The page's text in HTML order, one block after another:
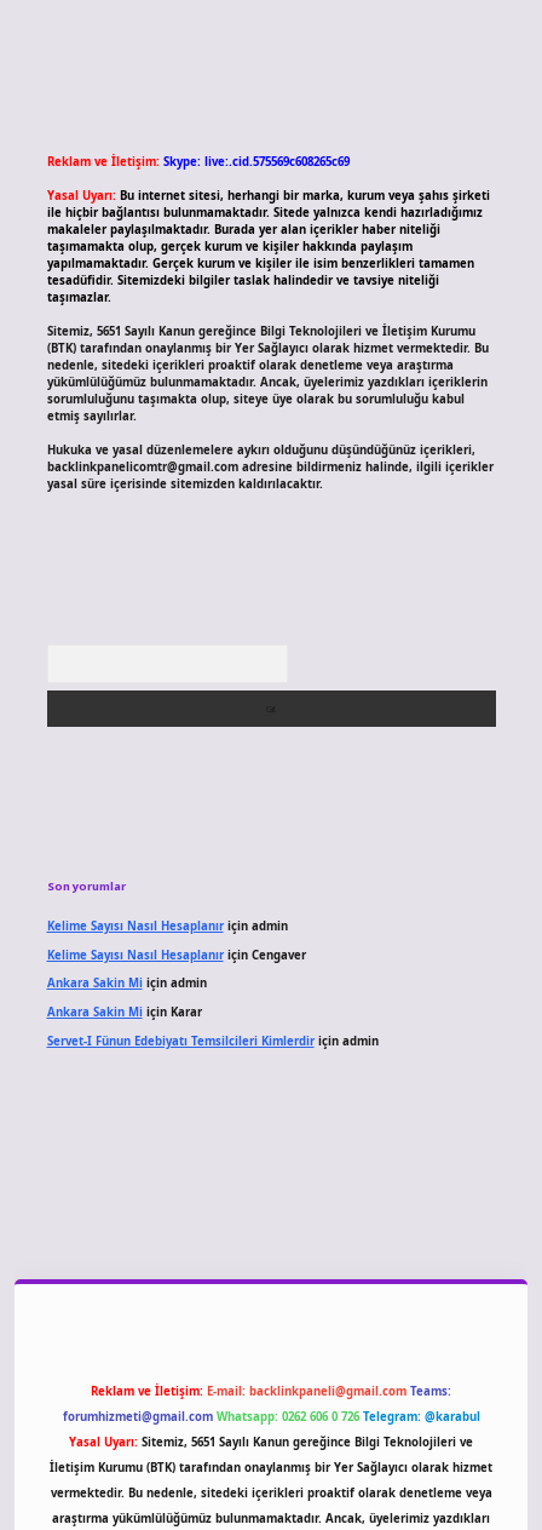
Reklam ve İletişim: Skype: live:.cid.575569c608265c69
Yasal Uyarı: Bu internet sitesi, herhangi bir marka, kurum veya şahıs şirketi
ile hiçbir bağlantısı bulunmamaktadır. Sitede yalnızca kendi hazırladığımız
makaleler paylaşılmaktadır. Burada yer alan içerikler haber niteliği
taşımamakta olup, gerçek kurum ve kişiler hakkında paylaşım
yapılmamaktadır. Gerçek kurum ve kişiler ile isim benzerlikleri tamamen
tesadüfidir. Sitemizdeki bilgiler taslak halindedir ve tavsiye niteliği
taşımazlar.
Sitemiz, 5651 Sayılı Kanun gereğince Bilgi Teknolojileri ve İletişim Kurumu
(BTK) tarafından onaylanmış bir Yer Sağlayıcı olarak hizmet vermektedir. Bu
nedenle, sitedeki içerikleri proaktif olarak denetleme veya araştırma
yükümlülüğümüz bulunmamaktadır. Ancak, üyelerimiz yazdıkları içeriklerin
sorumluluğunu taşımakta olup, siteye üye olarak bu sorumluluğu kabul
etmiş sayılırlar.
Hukuka ve yasal düzenlemelere aykırı olduğunu düşündüğünüz içerikleri,
backlinkpanelicomtr@gmail.comadresine bildirmeniz halinde, ilgili içerikler
yasal süre içerisinde sitemizden kaldırılacaktır.
Son yorumlar
Kelime Sayısı Nasıl Hesaplanıriçin admin
Kelime Sayısı Nasıl Hesaplanıriçin Cengaver
Ankara Sakin Miiçin admin
Ankara Sakin Miiçin Karar
Servet-I Fünun Edebiyatı Temsilcileri Kimlerdiriçin admin
Reklam ve İletişim: E-mail: backlinkpaneli@gmail.com Teams:
forumhizmeti@gmail.com Whatsapp: 0262 606 0 726 Telegram: @karabul
Yasal Uyarı: Sitemiz, 5651 Sayılı Kanun gereğince Bilgi Teknolojileri ve
İletişim Kurumu (BTK) tarafından onaylanmış bir Yer Sağlayıcı olarak hizmet
vermektedir. Bu nedenle, sitedeki içerikleri proaktif olarak denetleme veya
araştırma yükümlülüğümüz bulunmamaktadır. Ancak, üyelerimiz yazdıkları